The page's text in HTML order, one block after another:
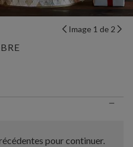
Image 1 de 2
−
pour continuer.